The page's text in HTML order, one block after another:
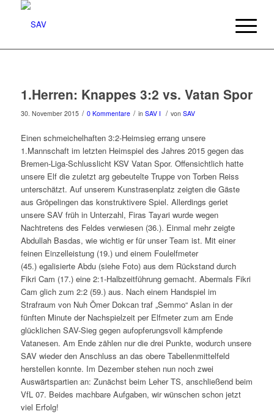
1.Herren: Knappes 3:2 vs. Vatan Spor
30. November 2015 / 0 Kommentare / in SAV I / von SAV
Einen schmeichelhaften 3:2-Heimsieg errang unsere
1.Mannschaft im letzten Heimspiel des Jahres 2015 gegen das
Bremen-Liga-Schlusslicht KSV Vatan Spor. Offensichtlich hatte
unsere Elf die zuletzt arg gebeutelte Truppe von Torben Reiss
unterschätzt. Auf unserem Kunstrasenplatz zeigten die Gäste
aus Gröpelingen das konstruktivere Spiel. Allerdings geriet
unsere SAV früh in Unterzahl, Firas Tayari wurde wegen
Nachtretens des Feldes verwiesen (36.). Einmal mehr zeigte
Abdullah Basdas, wie wichtig er für unser Team ist. Mit einer
feinen Einzelleistung (19.) und einem Foulelfmeter
(45.) egalisierte Abdu (siehe Foto) aus dem Rückstand durch
Fikri Cam (17.) eine 2:1-Halbzeitführung gemacht. Abermals Fikri
Cam glich zum 2:2 (59.) aus. Nach einem Handspiel im
Strafraum von Nuh Ömer Dokcan traf „Semmo“ Aslan in der
fünften Minute der Nachspielzeit per Elfmeter zum am Ende
glücklichen SAV-Sieg gegen aufopferungsvoll kämpfende
Vatanesen. Am Ende zählen nur die drei Punkte, wodurch unsere
SAV wieder den Anschluss an das obere Tabellenmittelfeld
herstellen konnte. Im Dezember stehen nun noch zwei
Auswärtspartien an: Zunächst beim Leher TS, anschließend beim
VfL 07. Beides machbare Aufgaben, wir wünschen schon jetzt
viel Erfolg!